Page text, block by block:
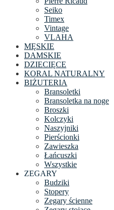
Seiko
Timex
Vintage
VLAHA
MĘSKIE
DAMSKIE
DZIECIĘCE
KORAL NATURALNY
BIŻUTERIA
Bransoletki
Bransoletka na noge
Broszki
Kolczyki
Naszyjniki
Pierścionki
Zawieszka
Łańcuszki
Wszystkie
ZEGARY
Budziki
Stopery
Zegary ścienne